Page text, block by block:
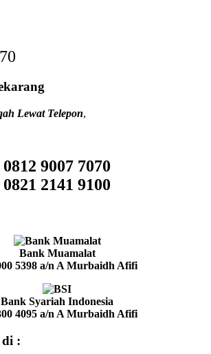
Lewat Telepon,
0812 9007 7070
0821 2141 9100
Bank Muamalat
5398 a/n A Murbaidh Afifi
Bank Syariah Indonesia
4095 a/n A Murbaidh Afifi
: